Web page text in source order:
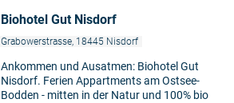
Biohotel Gut Nisdorf
Grabowerstrasse, 18445 Nisdorf
Ankommen und Ausatmen: Biohotel Gut
Nisdorf. Ferien Appartments am Ostsee-
Bodden - mitten in der Natur und 100% bio